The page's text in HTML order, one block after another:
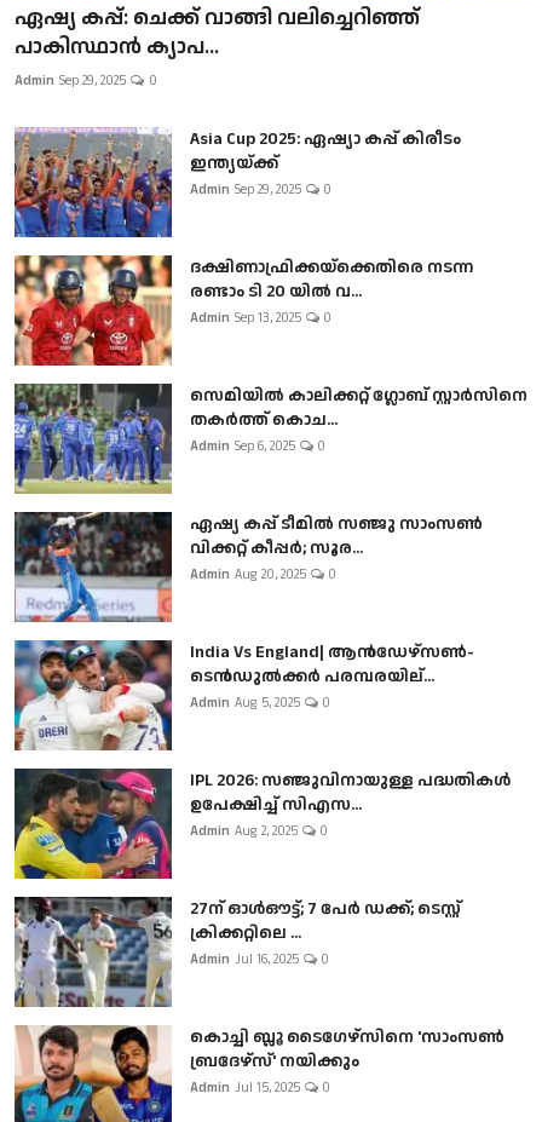
ഏഷ്യ കപ്പ്: ചെക്ക് വാങ്ങി വലിച്ചെറിഞ്ഞ്
പാകിസ്ഥാൻ ക്യാപ...
Admin Sep 29, 2025 0
Asia Cup 2025: ഏഷ്യാ കപ്പ് കിരീടം
ഇന്ത്യയ്ക്ക്
Admin Sep 29, 2025 0
ദക്ഷിണാഫ്രിക്കയ്‌ക്കെതിരെ നടന്ന
രണ്ടാം ടി 20 യിൽ വ...
Admin Sep 13, 2025 0
സെമിയിൽ കാലിക്കറ്റ് ഗ്ലോബ് സ്റ്റാർസിനെ
തകർത്ത് കൊച...
Admin Sep 6, 2025 0
ഏഷ്യ കപ്പ് ടീമിൽ സഞ്ജു സാംസൺ
വിക്കറ്റ് കീപ്പർ; സൂര...
Admin Aug 20, 2025 0
India Vs England| ആൻഡേഴ്സൺ-
ടെൻഡുല്‍ക്കർ പരമ്പരയില്...
Admin Aug 5, 2025 0
IPL 2026: സഞ്ജുവിനായുള്ള പദ്ധതികൾ
ഉപേക്ഷിച്ച് സിഎസ...
Admin Aug 2, 2025 0
27ന് ഓൾഔട്ട്; 7 പേർ ഡക്ക്; ടെസ്റ്റ്
ക്രിക്കറ്റിലെ ...
Admin Jul 16, 2025 0
കൊച്ചി ബ്ലൂ ടൈഗേഴ്സിനെ 'സാംസൺ
ബ്രദേഴ്സ്' നയിക്കും
Admin Jul 15, 2025 0